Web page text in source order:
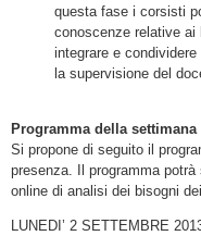
questa fase i corsisti
conoscenze relative ai
integrare e
la supervisione del
Programma della
Si propone di seguito il
presenza. Il programma
online di analisi dei bisogni
LUNEDI’ 2 SETTEMBRE